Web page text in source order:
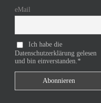
eMail
Ich habe die
Datenschutzerklärung gelesen
und bin einverstanden.*